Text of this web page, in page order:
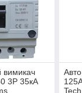
вимикач
3Р 35кА